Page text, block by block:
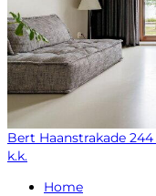
Bert Haanstrakade 244
k.k.
Home